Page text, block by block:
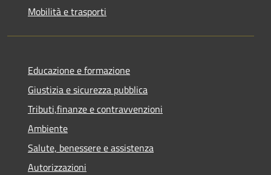
Mobilità e trasporti
Educazione e formazione
Giustizia e sicurezza pubblica
Tributi,finanze e contravvenzioni
Ambiente
Salute, benessere e assistenza
Autorizzazioni